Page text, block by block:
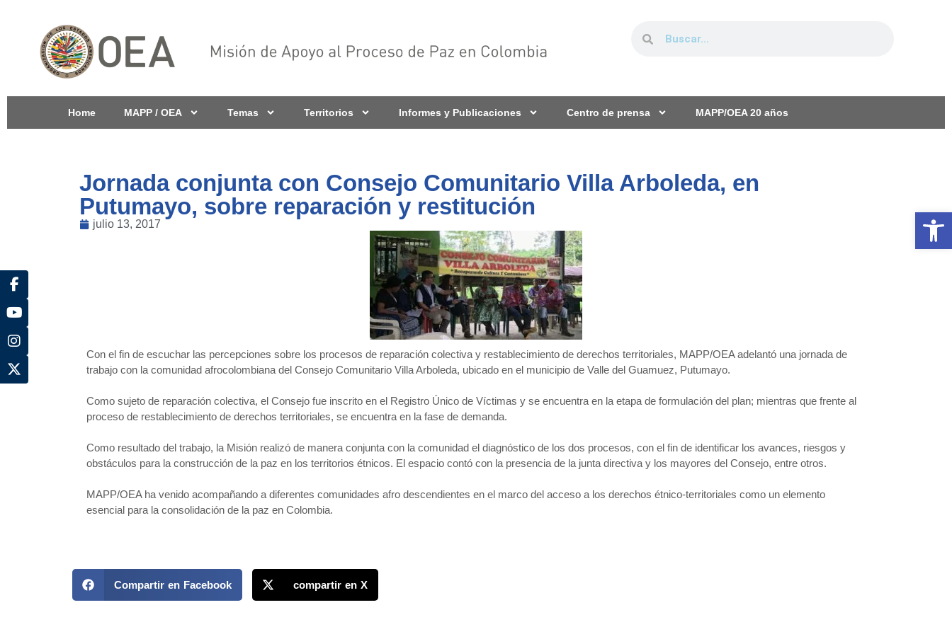
Home MAPP / OEA Temas Territorios Informes y Publicaciones Centro de prensa MAPP/OEA 20 años
Jornada conjunta con Consejo Comunitario Villa Arboleda, en
Putumayo, sobre reparación y restitución
julio 13, 2017
Con el fin de escuchar las percepciones sobre los procesos de reparación colectiva y restablecimiento de derechos territoriales, MAPP/OEA adelantó una jornada de
trabajo con la comunidad afrocolombiana del Consejo Comunitario Villa Arboleda, ubicado en el municipio de Valle del Guamuez, Putumayo.
Como sujeto de reparación colectiva, el Consejo fue inscrito en el Registro Único de Víctimas y se encuentra en la etapa de formulación del plan; mientras que frente al
proceso de restablecimiento de derechos territoriales, se encuentra en la fase de demanda.
Como resultado del trabajo, la Misión realizó de manera conjunta con la comunidad el diagnóstico de los dos procesos, con el fin de identificar los avances, riesgos y
obstáculos para la construcción de la paz en los territorios étnicos. El espacio contó con la presencia de la junta directiva y los mayores del Consejo, entre otros.
MAPP/OEA ha venido acompañando a diferentes comunidades afro descendientes en el marco del acceso a los derechos étnico-territoriales como un elemento
esencial para la consolidación de la paz en Colombia.
Compartir en Facebook compartir en X